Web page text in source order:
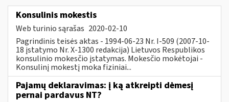
Konsulinis mokestis
Web turinio sąrašas 2020-02-10
Pagrindinis teisės aktas - 1994-06-23 Nr. I-509 (2007-10-
18 įstatymo Nr. X-1300 redakcija) Lietuvos Respublikos
konsulinio mokesčio įstatymas. Mokesčio mokėtojai -
Konsulinį mokestį moka fiziniai...
Pajamų deklaravimas: į ką atkreipti dėmesį
pernai pardavus NT?